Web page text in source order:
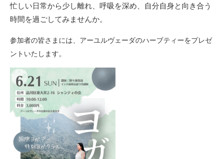
忙しい日常から少し離れ、呼吸を深め、 自分自身と向き合う
時間を過ごしてみませんか。
参加者の皆さまには、 アーユルヴェーダのハーブティーをプレゼ
ントいたします。